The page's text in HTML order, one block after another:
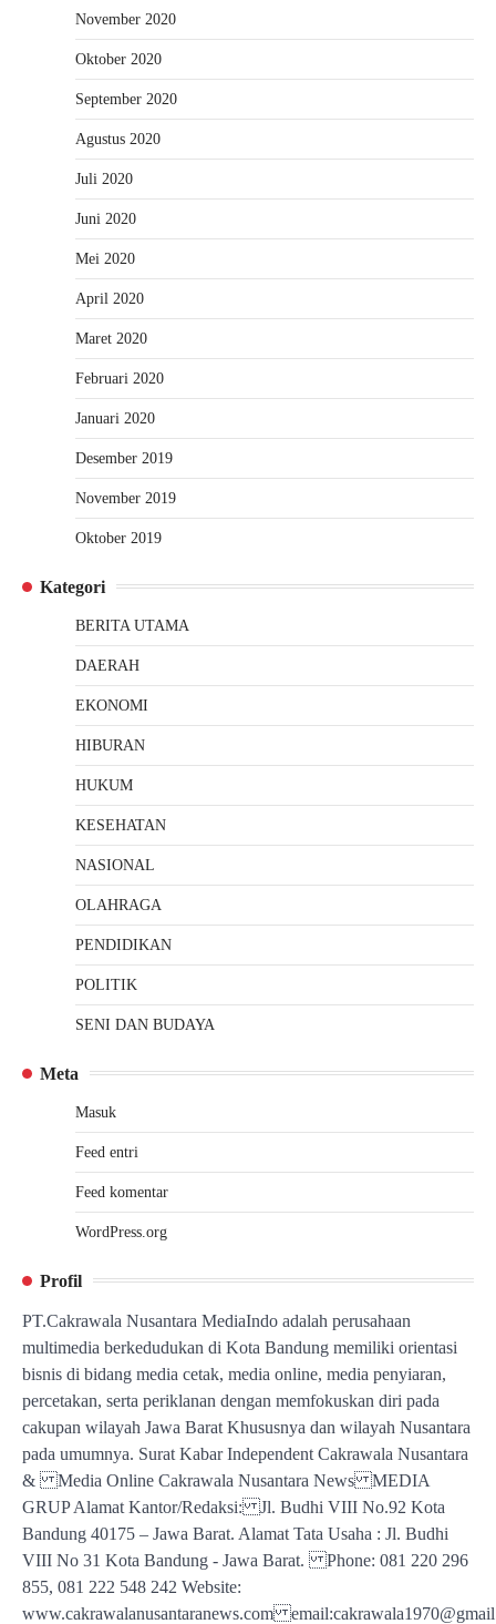
November 2020
Oktober 2020
September 2020
Agustus 2020
Juli 2020
Juni 2020
Mei 2020
April 2020
Maret 2020
Februari 2020
Januari 2020
Desember 2019
November 2019
Oktober 2019
Kategori
BERITA UTAMA
DAERAH
EKONOMI
HIBURAN
HUKUM
KESEHATAN
NASIONAL
OLAHRAGA
PENDIDIKAN
POLITIK
SENI DAN BUDAYA
Meta
Masuk
Feed entri
Feed komentar
WordPress.org
Profil
PT.Cakrawala Nusantara MediaIndo adalah perusahaan
multimedia berkedudukan di Kota Bandung memiliki orientasi
bisnis di bidang media cetak, media online, media penyiaran,
percetakan, serta periklanan dengan memfokuskan diri pada
cakupan wilayah Jawa Barat Khususnya dan wilayah Nusantara
pada umumnya. Surat Kabar Independent Cakrawala Nusantara
& Media Online Cakrawala Nusantara News MEDIA
GRUP Alamat Kantor/Redaksi: Jl. Budhi VIII No.92 Kota
Bandung 40175 – Jawa Barat. Alamat Tata Usaha : Jl. Budhi
VIII No 31 Kota Bandung - Jawa Barat. Phone: 081 220 296
855, 081 222 548 242 Website:
www.cakrawalanusantaranews.com